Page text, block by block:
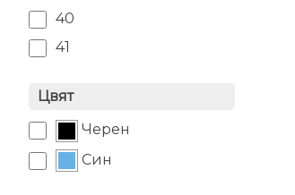
40
41
Цвят
Черен
Син